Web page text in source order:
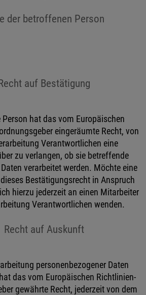
der betroffenen Person
auf Bestätigung
hat das vom Europäischen
eingeräumte Recht, von
Verantwortlichen eine
zu verlangen, ob sie betreffende
verarbeitet werden. Möchte eine
Bestätigungsrecht in Anspruch
hierzu jederzeit an einen Mitarbeiter
Verantwortlichen wenden.
auf Auskunft
personenbezogener Daten
das vom Europäischen Richtlinien-
gewährte Recht, jederzeit von dem